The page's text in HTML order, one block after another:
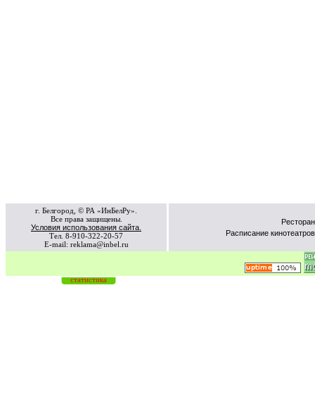
г. Белгород, © РА «ИнБелРу».
Все права защищены.
Условия использования сайта.
Тел. 8-910-322-20-57
E-mail: reklama@inbel.ru
Расписание кинотеатров
статистика